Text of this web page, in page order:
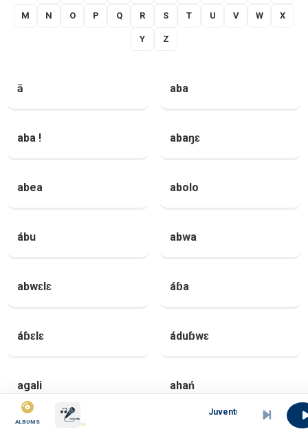
ALBUMS
M N O P Q R S T U V W X
Y Z
ā aba
aba ! abaŋɛ
abea abolo
ábu abwa
abwɛlɛ áɓa
áɓɛlɛ áduɓwɛ
agali ahań